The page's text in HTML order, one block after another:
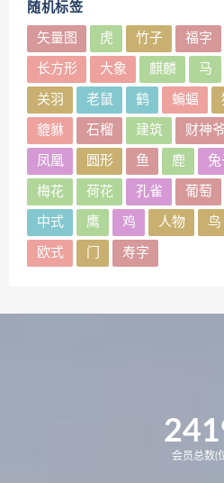
随机标签
矢量图 虎 竹子 福字
长方形 大象 麒麟 马
关羽 老鼠 鹤 蝙蝠
貔貅 石榴 建筑 财神爷
凤凰 圆形 鱼 鹿 兔
梅花 荷花 孔雀 葡萄
中式 鹰 鸡 人物 鸟
欧式 门 寿字
会员总数(